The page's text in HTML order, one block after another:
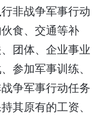
非战争军事行动
食、交通等补
团体、企业事业
参加军事训练、
争军事行动任务
其原有的工资、